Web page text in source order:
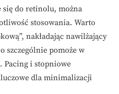
się do retinolu, można
stosowania. Warto
nakładając nawilżający
szczególnie pomoże w
Pacing i stopniowe
dla minimalizacji